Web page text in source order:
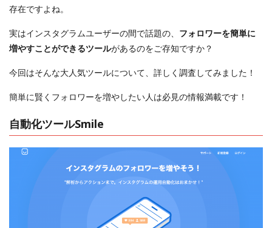
存在ですよね。
実はインスタグラムユーザーの間で話題の、 フォロワーを簡単に
増やすことができるツールがあるのをご存知ですか？
今回はそんな大人気ツールについて、詳しく調査してみました！
簡単に賢くフォロワーを増やしたい人は必見の情報満載です！
自動化ツールSmile